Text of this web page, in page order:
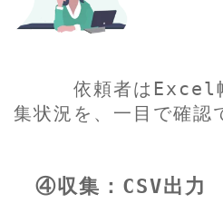
依頼者はExcel帳
集状況を、一目で確認
④収集：CSV出力